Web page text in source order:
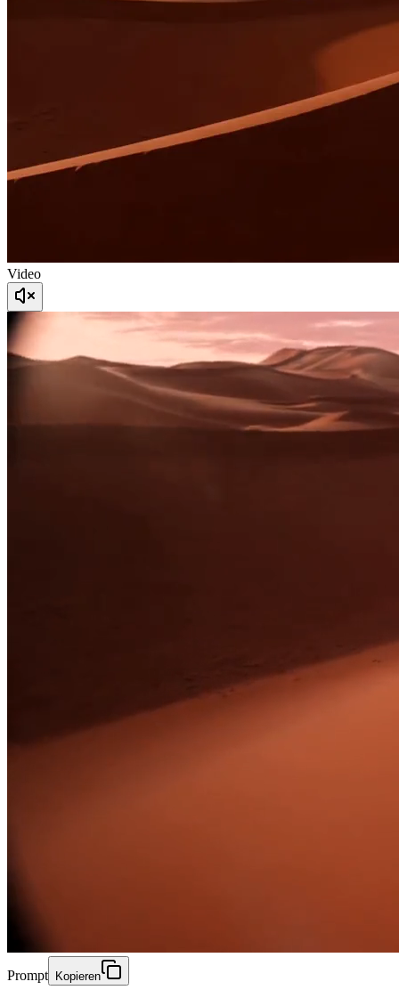
Video
Prompt Kopieren